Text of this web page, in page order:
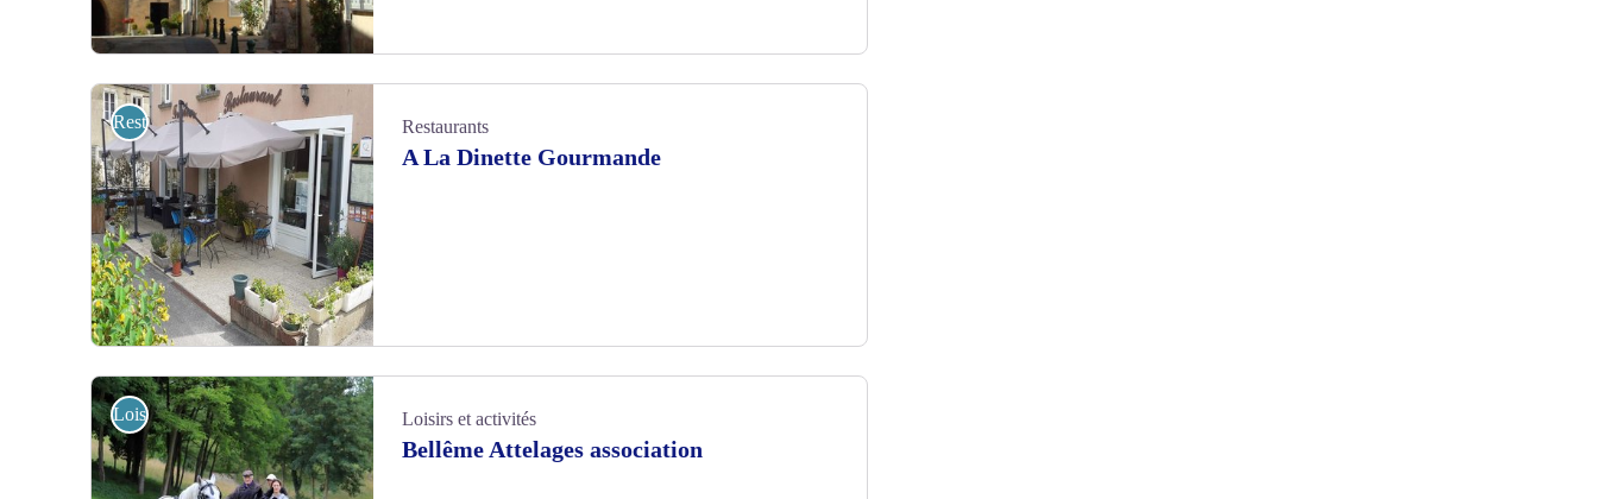
Restaurants Restaurants
A La Dinette Gourmande
Loisirs et activités Loisirs et activités
Bellême Attelages association